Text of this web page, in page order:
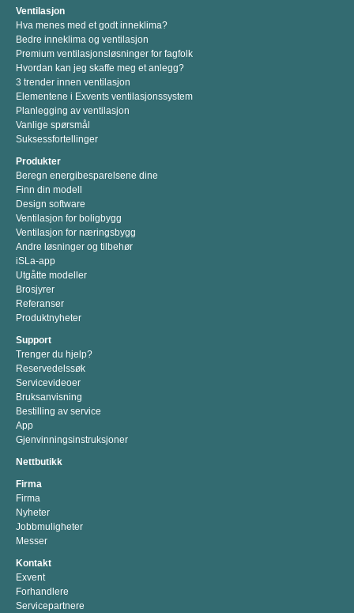
Ventilasjon
Hva menes med et godt inneklima?
Bedre inneklima og ventilasjon
Premium ventilasjonsløsninger for fagfolk
Hvordan kan jeg skaffe meg et anlegg?
3 trender innen ventilasjon
Elementene i Exvents ventilasjonssystem
Planlegging av ventilasjon
Vanlige spørsmål
Suksessfortellinger
Produkter
Beregn energibesparelsene dine
Finn din modell
Design software
Ventilasjon for boligbygg
Ventilasjon for næringsbygg
Andre løsninger og tilbehør
iSLa-app
Utgåtte modeller
Brosjyrer
Referanser
Produktnyheter
Support
Trenger du hjelp?
Reservedelssøk
Servicevideoer
Bruksanvisning
Bestilling av service
App
Gjenvinningsinstruksjoner
Nettbutikk
Firma
Firma
Nyheter
Jobbmuligheter
Messer
Kontakt
Exvent
Forhandlere
Servicepartnere